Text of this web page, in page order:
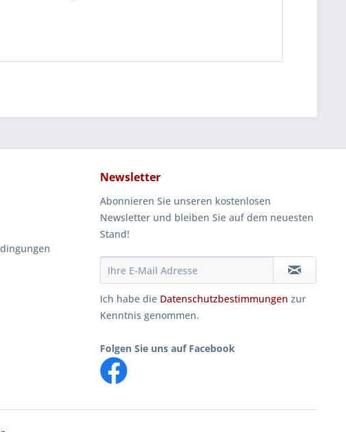
Newsletter
Abonnieren Sie unseren kostenlosen
Newsletter und bleiben Sie auf dem neuesten
Stand!
Ich habe die Datenschutzbestimmungen zur
Kenntnis genommen.
Folgen Sie uns auf Facebook